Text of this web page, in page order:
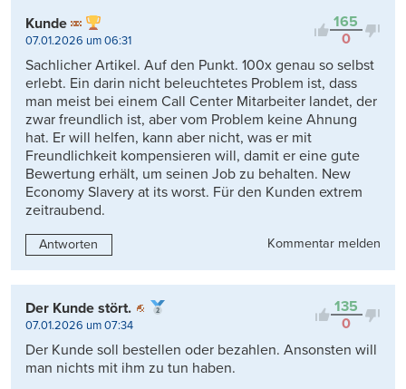
165
0
Kunde
07.01.2026 um 06:31
Sachlicher Artikel. Auf den Punkt. 100x genau so selbst
erlebt. Ein darin nicht beleuchtetes Problem ist, dass
man meist bei einem Call Center Mitarbeiter landet, der
zwar freundlich ist, aber vom Problem keine Ahnung
hat. Er will helfen, kann aber nicht, was er mit
Freundlichkeit kompensieren will, damit er eine gute
Bewertung erhält, um seinen Job zu behalten. New
Economy Slavery at its worst. Für den Kunden extrem
zeitraubend.
Antworten Kommentar melden
135
0
Der Kunde stört.
07.01.2026 um 07:34
Der Kunde soll bestellen oder bezahlen. Ansonsten will
man nichts mit ihm zu tun haben.